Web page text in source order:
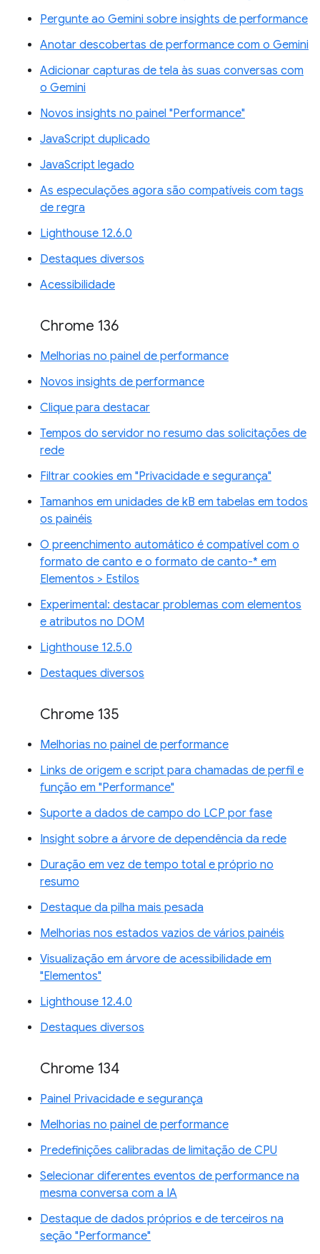
Pergunte ao Gemini sobre insights de performance
Anotar descobertas de performance com o Gemini
Adicionar capturas de tela às suas conversas com
o Gemini
Novos insights no painel "Performance"
JavaScript duplicado
JavaScript legado
As especulações agora são compatíveis com tags
de regra
Lighthouse 12.6.0
Destaques diversos
Acessibilidade
Chrome 136
Melhorias no painel de performance
Novos insights de performance
Clique para destacar
Tempos do servidor no resumo das solicitações de
rede
Filtrar cookies em "Privacidade e segurança"
Tamanhos em unidades de kB em tabelas em todos
os painéis
O preenchimento automático é compatível com o
formato de canto e o formato de canto-* em
Elementos > Estilos
Experimental: destacar problemas com elementos
e atributos no DOM
Lighthouse 12.5.0
Destaques diversos
Chrome 135
Melhorias no painel de performance
Links de origem e script para chamadas de perfil e
função em "Performance"
Suporte a dados de campo do LCP por fase
Insight sobre a árvore de dependência da rede
Duração em vez de tempo total e próprio no
resumo
Destaque da pilha mais pesada
Melhorias nos estados vazios de vários painéis
Visualização em árvore de acessibilidade em
"Elementos"
Lighthouse 12.4.0
Destaques diversos
Chrome 134
Painel Privacidade e segurança
Melhorias no painel de performance
Predefinições calibradas de limitação de CPU
Selecionar diferentes eventos de performance na
mesma conversa com a IA
Destaque de dados próprios e de terceiros na
seção "Performance"